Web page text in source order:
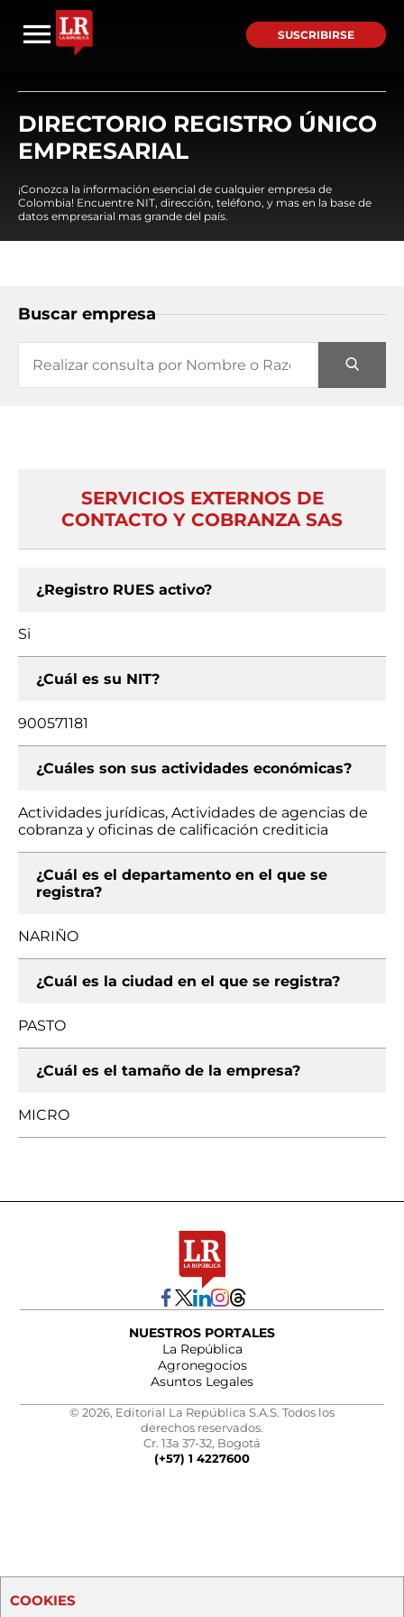
SUSCRIBIRSE
DIRECTORIO REGISTRO ÚNICO
EMPRESARIAL
¡Conozca la información esencial de cualquier empresa de
Colombia! Encuentre NIT, dirección, teléfono, y mas en la base de
datos empresarial mas grande del país.
Buscar empresa
SERVICIOS EXTERNOS DE
CONTACTO Y COBRANZA SAS
¿Registro RUES activo?
Si
¿Cuál es su NIT?
900571181
¿Cuáles son sus actividades económicas?
Actividades jurídicas, Actividades de agencias de
cobranza y oficinas de calificación crediticia
¿Cuál es el departamento en el que se
registra?
NARIÑO
¿Cuál es la ciudad en el que se registra?
PASTO
¿Cuál es el tamaño de la empresa?
MICRO
NUESTROS PORTALES
La República
Agronegocios
Asuntos Legales
© 2026, Editorial La República S.A.S. Todos los
derechos reservados.
Cr. 13a 37-32, Bogotá
(+57) 1 4227600
COOKIES